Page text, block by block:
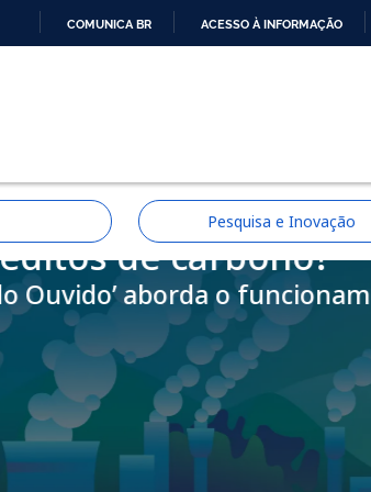
COMUNICA BR ACESSO À INFORMAÇÃO
Pesquisa e Inovação
de carbono?
aborda o